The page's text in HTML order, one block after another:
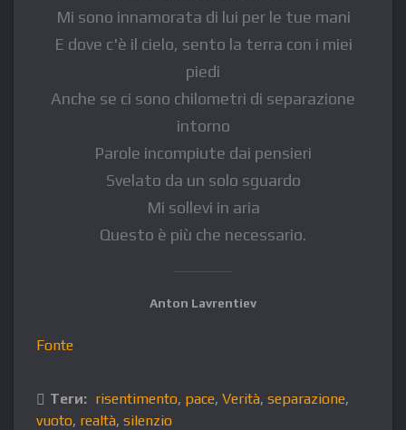
Mi sono innamorata di lui per le tue mani
E dove c'è il cielo, sento la terra con i miei
piedi
Anche se ci sono chilometri di separazione
intorno
Parole incompiute dai pensieri
Svelato da un solo sguardo
Mi sollevi in aria
Questo è più che necessario.
Anton Lavrentiev
Fonte
Теги: risentimento, pace, Verità, separazione,
vuoto, realtà, silenzio